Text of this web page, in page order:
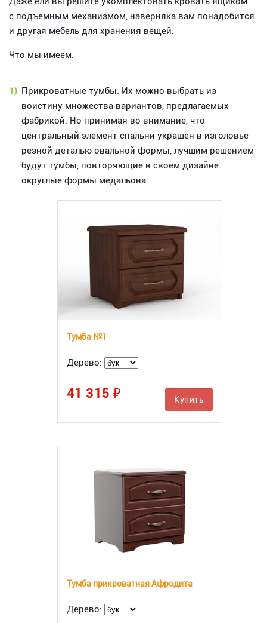
с подъемным механизмом, наверняка вам понадобится
и другая мебель для хранения вещей.
Что мы имеем.
1) Прикроватные тумбы. Их можно выбрать из
воистину множества вариантов, предлагаемых
фабрикой. Но принимая во внимание, что
центральный элемент спальни украшен в изголовье
резной деталью овальной формы, лучшим решением
будут тумбы, повторяющие в своем дизайне
округлые формы медальона.
Тумба №1
Дерево:
41 315 ₽ Купить
Тумба прикроватная Афродита
Дерево: